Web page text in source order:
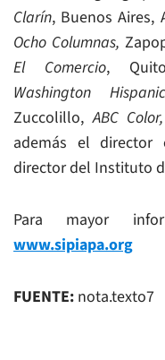
Clarín, Buenos Aires,
Ocho Columnas,
El Comercio,
Washington
Zuccolillo,ABC Color,
además el
director del Instituto
Para mayor
www.sipiapa.org
FUENTE: nota.texto7